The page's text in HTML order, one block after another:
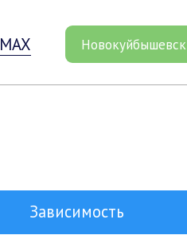
MAX Новокуйбышевск
Зависимость